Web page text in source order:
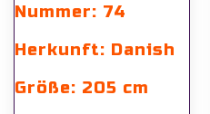
Nummer: 74
Herkunft: Danish
Größe: 205 cm